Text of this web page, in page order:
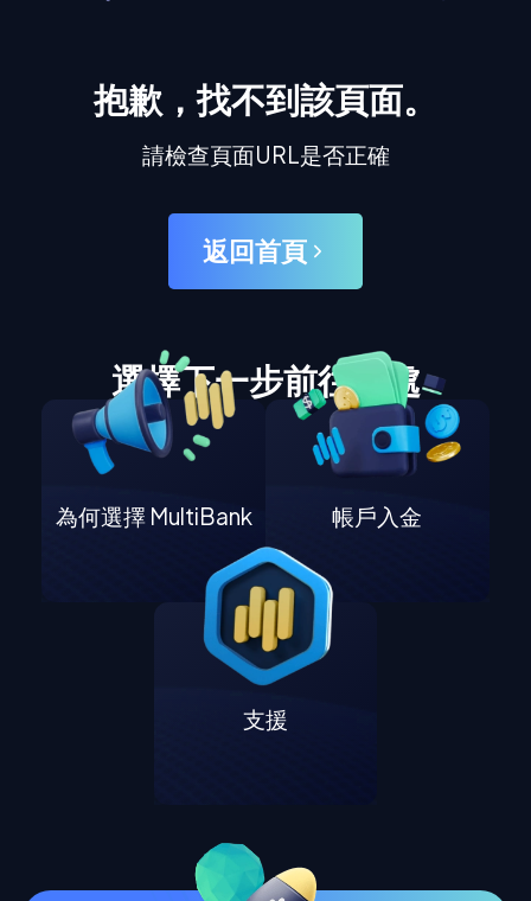
抱歉，找不到該頁面。
請檢查頁面URL是否正確
返回首頁
選擇下一步前往何處
為何選擇 MultiBank 帳戶入金
支援